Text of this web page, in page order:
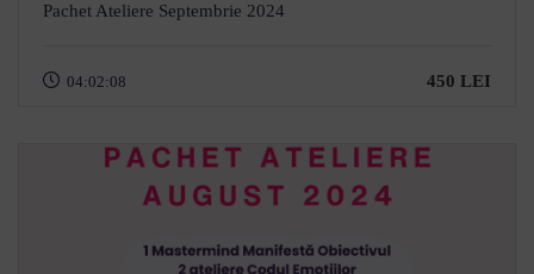
Pachet Ateliere Septembrie 2024
04:02:08 450 LEI